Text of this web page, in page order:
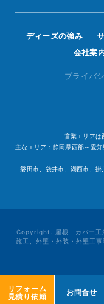
リフォーム
見積り依頼
お問合せ
リフォーム
見積り依頼
お問
ディーズの強み
会社案
プライバ
営業エリアは
主なエリア：静岡県西部～愛
磐田市、袋井市、湖西市、
Copyright. 屋根 カバー工
施工、外壁・外装・外壁工